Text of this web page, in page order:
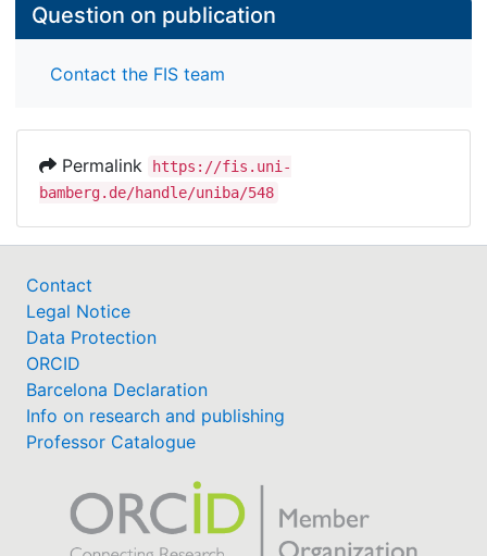
Question on publication
Contact the FIS team
Permalink
https://fis.uni-
bamberg.de/handle/uniba/548
Contact
Legal Notice
Data Protection
ORCID
Barcelona Declaration
Info on research and publishing
Professor Catalogue